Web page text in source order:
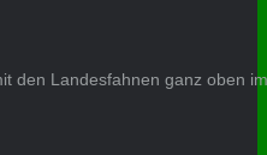
den Landesfahnen ganz oben